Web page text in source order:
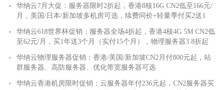
华纳云7月大促：服务器限时2折起，香港8核16G CN2低至166元/
月，美国/日本/新加坡多机房可选，续费同价+轻量季付买2送1
华纳云618世界杯促销：服务器全场4折起，香港4核4G 5M CN2低
至62元/月，买1年送3个月（实付15个月），物理服务器3.8折起
华纳云物理服务器促销：香港/美国/新加坡CN2月付800元起，站
群服务器、高防服务器、优化带宽服务器可选
华纳云香港机房限时促销：云服务器年付236元起，CN2服务器买